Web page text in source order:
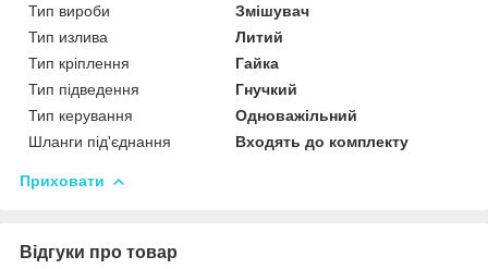
Тип вироби
Змішувач
Тип излива
Литий
Тип кріплення
Гайка
Тип підведення
Гнучкий
Тип керування
Одноважільний
Шланги під'єднання
Входять до комплекту
Приховати
Відгуки про товар